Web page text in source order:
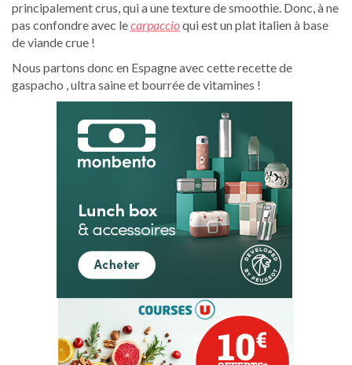
principalement crus, qui a une texture de smoothie. Donc, à ne
pas confondre avec lecarpaccioqui est un plat italien à base
de viande crue !
Nous partons donc en Espagne avec cette recette de
gaspacho , ultra saine et bourrée de vitamines !